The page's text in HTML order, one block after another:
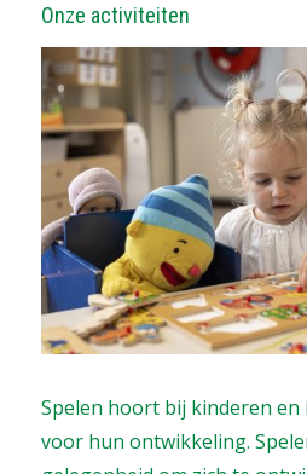
Onze activiteiten
Spelen hoort bij kinderen
voor hun ontwikkeling.